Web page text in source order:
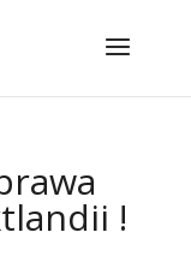
!